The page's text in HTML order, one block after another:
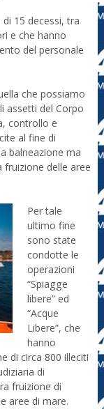
15 decessi, tra
e che hanno
del personale
che possiamo
assetti del Corpo
controllo e
al fine di
balneazione ma
fruizione delle aree
Per tale
ultimo fine
sono state
condotte le
operazioni
“Spiagge
libere” ed
“Acque
Libere”, che
hanno
di circa 800 illeciti
di
fruizione di
aree di mare.